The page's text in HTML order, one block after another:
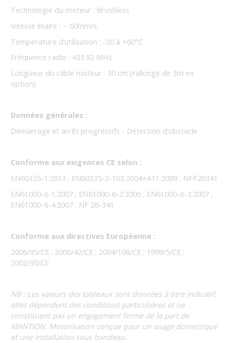
Technologie du moteur : Brushless
Vitesse linaire : ~ 60mm/s
Température d’utilisation : -20 à +60°C
Fréquence radio : 433.92 MHz
Longueur du câble moteur : 30 cm (rallonge de 3m en
option)
Données générales :
Démarrage et arrêt progressifs - Détection d’obstacle
Conforme aux exigences CE selon :
EN60335-1:2013 ; EN60335-2-103:2004+A11:2009 ; NFP26341
EN61000-6-1:2007 ; EN61000-6-2:2006 ; EN61000-6-3:2007 ;
EN61000-6-4:2007 ; NF 26-341
Conforme aux directives Européenne :
2006/95/CE ; 2006/42/CE ; 2004/108/CE ; 1999/5/CE ;
2002/95/CE
NB : Les valeurs des tableaux sont données à titre indicatif,
elles dépendent des conditions particulières et ne
constituent pas un engagement ferme de la part de
MANTION. Motorisation conçue pour un usage domestique
et une installation sous bandeau.